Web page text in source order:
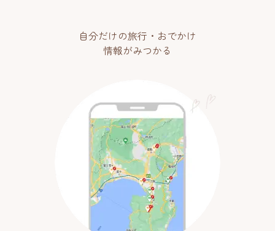
自分だけの旅行・おでかけ
情報がみつかる